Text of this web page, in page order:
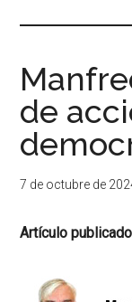
de
7 de octubre de
Artículo